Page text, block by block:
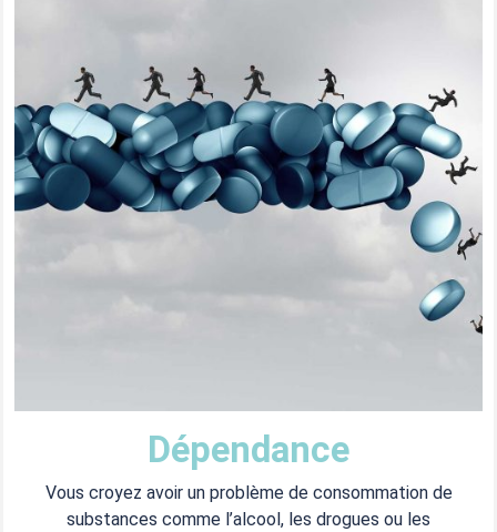
Dépendance
Vous croyez avoir un problème de consommation de
substances comme l’alcool, les drogues ou les